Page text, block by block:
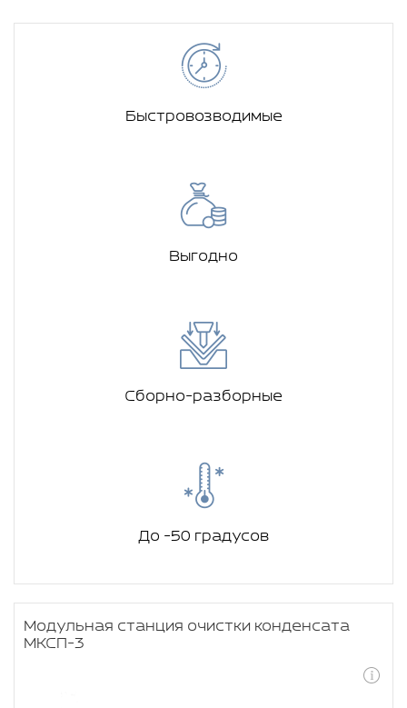
Быстровозводимые
Выгодно
Сборно-разборные
До -50 градусов
Модульная станция очистки конденсата
МКСП-3